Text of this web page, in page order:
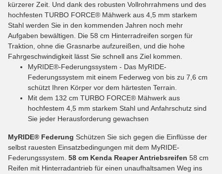
kürzerer Zeit. Und dank des robusten Vollrohrrahmens und des
hochfesten TURBO FORCE® Mähwerk aus 4,5 mm starkem
Stahl werden Sie in den kommenden Jahren noch mehr
Aufgaben bewältigen. Die 58 cm Hinterradreifen sorgen für
Traktion, ohne die Grasnarbe aufzureißen, und die hohe
Fahrgeschwindigkeit lässt Sie schnell ans Ziel kommen.
MyRIDE®-Federungssystem - Das MyRIDE-
Federungssystem mit einem Federweg von bis zu 7,6 cm
schützt Ihren Körper vor dem härtesten Terrain.
Mit dem 132 cm TURBO FORCE® Mähwerk aus
hochfestem 4,5 mm starkem Stahl und Anfahrschutz sind
Sie jeder Herausforderung gewachsen
MyRIDE® Federung Schützen Sie sich gegen die Einflüsse der
selbst rauesten Einsatzbedingungen mit dem MyRIDE-
Federungssystem. 58 cm Kenda Reaper Antriebsreifen 58 cm
Reifen mit Hinterradantrieb für einen unaufhaltsamen Weg ins